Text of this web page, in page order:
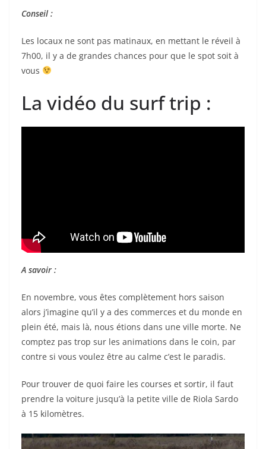
Conseil :
Les locaux ne sont pas matinaux, en mettant le réveil à
7h00, il y a de grandes chances pour que le spot soit à
vous
La vidéo du surf trip :
A savoir :
En novembre, vous êtes complètement hors saison
alors j’imagine qu’il y a des commerces et du monde en
plein été, mais là, nous étions dans une ville morte. Ne
comptez pas trop sur les animations dans le coin, par
contre si vous voulez être au calme c’est le paradis.
Pour trouver de quoi faire les courses et sortir, il faut
prendre la voiture jusqu’à la petite ville de Riola Sardo
à 15 kilomètres.